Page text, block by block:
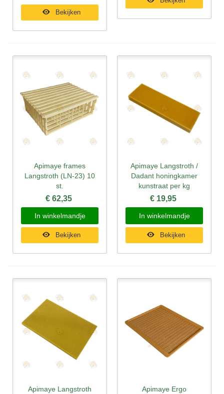
Bekijken
Apimaye frames
Langstroth (LN-23) 10
st.
€ 62,35
In winkelmandje
Bekijken
Apimaye Langstroth /
Dadant honingkamer
kunstraat per kg
€ 19,95
In winkelmandje
Bekijken
Apimaye Langstroth
Apimaye Ergo